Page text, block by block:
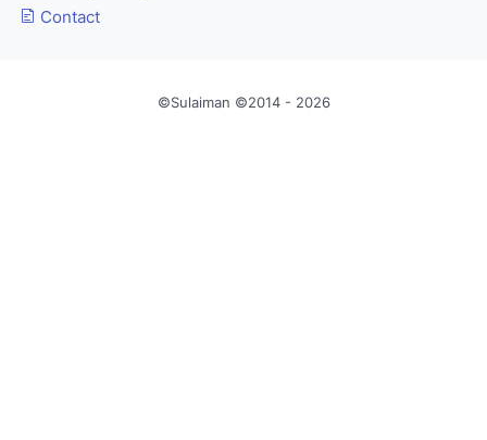
Contact
©Sulaiman ©2014 - 2026